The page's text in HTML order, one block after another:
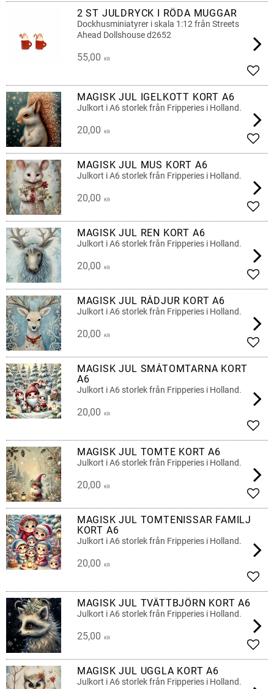
2 ST JULDRYCK I RÖDA MUGGAR
Dockhusminiatyrer i skala 1:12 från Streets
Ahead Dollshouse d2652
55,00 KR
MAGISK JUL IGELKOTT KORT A6
Julkort i A6 storlek från Fripperies i Holland.
20,00 KR
MAGISK JUL MUS KORT A6
Julkort i A6 storlek från Fripperies i Holland.
20,00 KR
MAGISK JUL REN KORT A6
Julkort i A6 storlek från Fripperies i Holland.
20,00 KR
MAGISK JUL RÅDJUR KORT A6
Julkort i A6 storlek från Fripperies i Holland.
20,00 KR
MAGISK JUL SMÅTOMTARNA KORT
A6
Julkort i A6 storlek från Fripperies i Holland.
20,00 KR
MAGISK JUL TOMTE KORT A6
Julkort i A6 storlek från Fripperies i Holland.
20,00 KR
MAGISK JUL TOMTENISSAR FAMILJ
KORT A6
Julkort i A6 storlek från Fripperies i Holland.
20,00 KR
MAGISK JUL TVÄTTBJÖRN KORT A6
Julkort i A6 storlek från Fripperies i Holland.
25,00 KR
MAGISK JUL UGGLA KORT A6
Julkort i A6 storlek från Fripperies i Holland.